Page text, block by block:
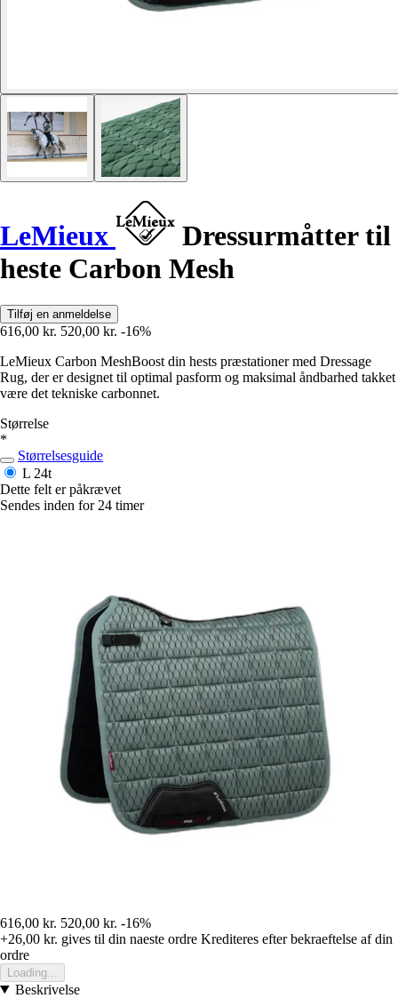
LeMieux
Dressurmåtter til
heste Carbon Mesh
Tilføj en anmeldelse
616,00 kr. 520,00 kr. -16%
LeMieux Carbon MeshBoost din hests præstationer med Dressage
Rug, der er designet til optimal pasform og maksimal åndbarhed takket
være det tekniske carbonnet.
Størrelse
*
Størrelsesguide
L 24t
Dette felt er påkrævet
Sendes inden for 24 timer
616,00 kr. 520,00 kr. -16%
+26,00 kr. gives til din naeste ordre Krediteres efter bekraeftelse af din
ordre
Loading...
Beskrivelse